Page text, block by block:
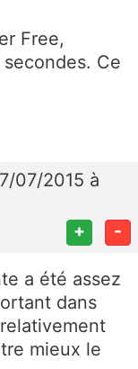
Free,
Ce
07/2015 à
+ -
a été assez
dans
mieux le